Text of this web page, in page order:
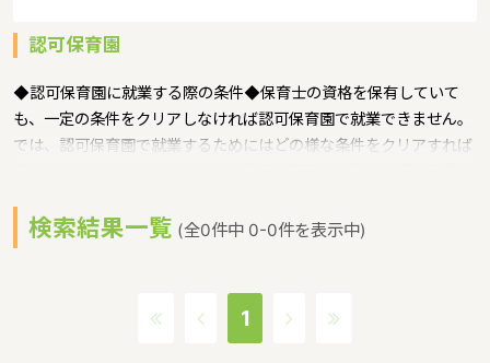
認可保育園
◆認可保育園に就業する際の条件◆保育士の資格を保有していて
も、一定の条件をクリアしなければ認可保育園で就業できません。
では、認可保育園で就業するためにはどの様な条件をクリアすれば
可保育園では採用試験に合格するとすぐに働くことができますが、
公立の場合は決まった期間に行われる1次から2次までの試験を受験
ちらの場合も合格後に就業しますが、保育園職員として働くことは
検索結果一覧 (全0件中 0-0件を表示中)
1